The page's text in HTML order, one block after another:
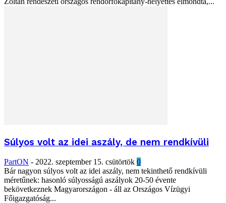
Súlyos volt az idei aszály, de nem rendkívüli
PartON - 2022. szeptember 15. csütörtök 0
Bár nagyon súlyos volt az idei aszály, nem tekinthető rendkívüli
méretűnek: hasonló súlyosságú aszályok 20-50 évente
bekövetkeznek Magyarországon - áll az Országos Vízügyi
Főigazgatóság...